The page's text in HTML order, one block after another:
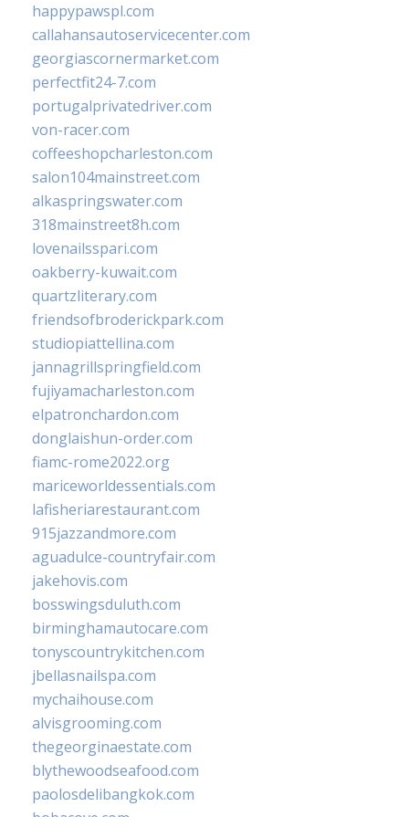
happypawspl.com
callahansautoservicecenter.com
georgiascornermarket.com
perfectfit24-7.com
portugalprivatedriver.com
von-racer.com
coffeeshopcharleston.com
salon104mainstreet.com
alkaspringswater.com
318mainstreet8h.com
lovenailsspari.com
oakberry-kuwait.com
quartzliterary.com
friendsofbroderickpark.com
studiopiattellina.com
jannagrillspringfield.com
fujiyamacharleston.com
elpatronchardon.com
donglaishun-order.com
fiamc-rome2022.org
mariceworldessentials.com
lafisheriarestaurant.com
915jazzandmore.com
aguadulce-countryfair.com
jakehovis.com
bosswingsduluth.com
birminghamautocare.com
tonyscountrykitchen.com
jbellasnailspa.com
mychaihouse.com
alvisgrooming.com
thegeorginaestate.com
blythewoodseafood.com
paolosdelibangkok.com